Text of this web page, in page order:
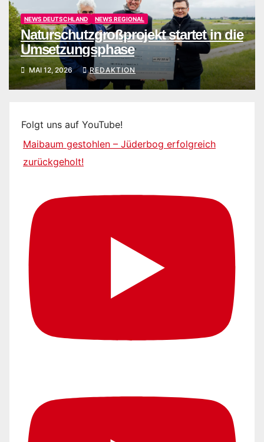
NEWS DEUTSCHLAND NEWS REGIONAL
Naturschutzgroßprojekt startet in die
Umsetzungsphase
MAI 12, 2026 REDAKTION
Folgt uns auf YouTube!
Maibaum gestohlen – Jüderbog erfolgreich
zurückgeholt!